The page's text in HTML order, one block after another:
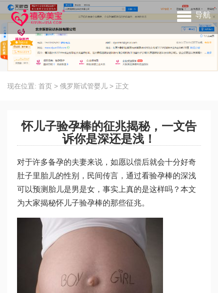
导航
现在位置: 首页 > 俄罗斯试管婴儿 > 正文
怀儿子验孕棒的征兆揭秘，一文告
诉你是深还是浅！
对于许多备孕的夫妻来说，如愿以偿后就会十分好奇
肚子里胎儿的性别，民间传言，通过看验孕棒的深浅
可以预测胎儿是男是女，事实上真的是这样吗？本文
为大家揭秘怀儿子验孕棒的那些征兆。